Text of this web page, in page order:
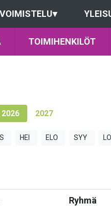
VOIMISTELU▾
TOIMIHENKILÖT
2026 2027
HEI ELO SYY
Ryhmä